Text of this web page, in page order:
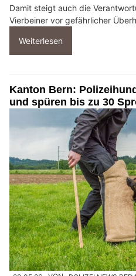
Damit steigt auch die
Vierbeiner vor gefährlicher
Weiterlesen
Kanton Bern:
und spüren bis zu 30